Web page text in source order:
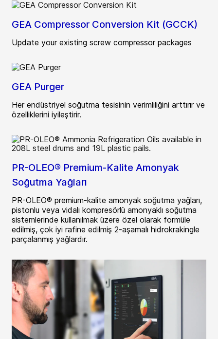
GEA Compressor Conversion Kit (GCCK)
Update your existing screw compressor packages
GEA Purger
Her endüstriyel soğutma tesisinin verimliliğini arttırır ve
özelliklerini iyileştirir.
PR-OLEO® Premium-Kalite Amonyak
Soğutma Yağları
PR-OLEO® premium-kalite amonyak soğutma yağları,
pistonlu veya vidalı kompresörlü amonyaklı soğutma
sistemlerinde kullanılmak üzere özel olarak formüle
edilmiş, çok iyi rafine edilmiş 2-aşamalı hidrokrakingle
parçalanmış yağlardır.